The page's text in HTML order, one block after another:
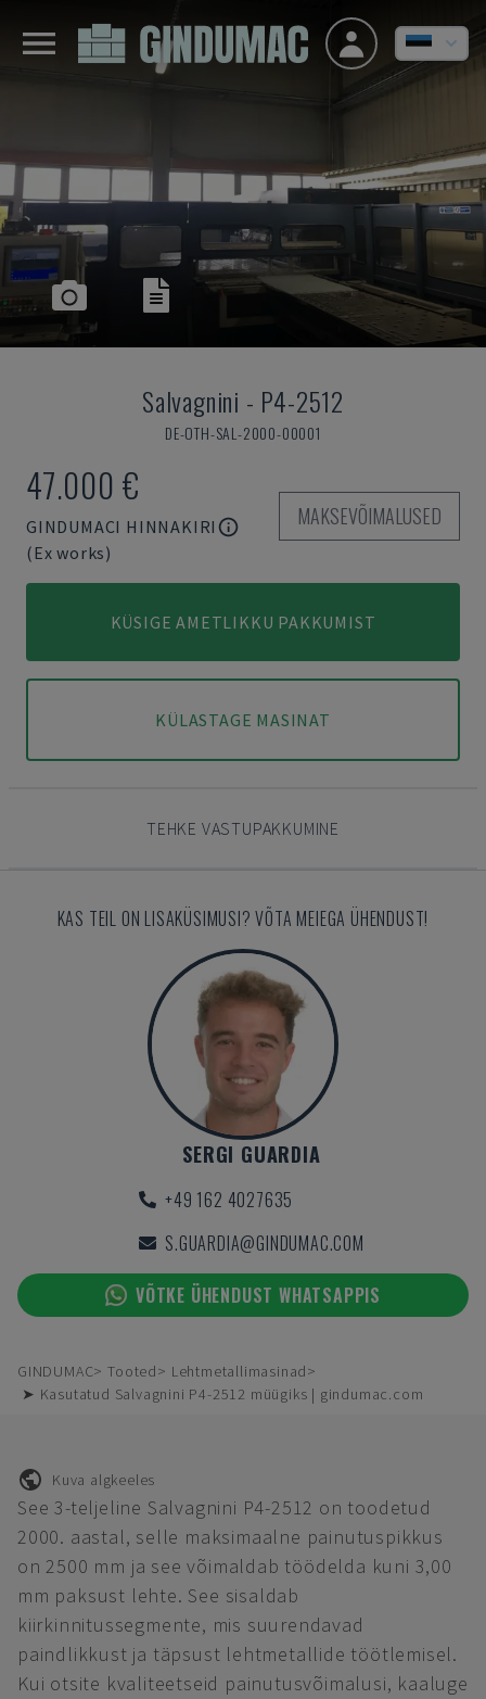
Salvagnini - P4-2512
DE-OTH-SAL-2000-00001
47.000 €
GINDUMACI HINNAKIRI
(Ex works)
MAKSEVÕIMALUSED
KÜSIGE AMETLIKKU PAKKUMIST
KÜLASTAGE MASINAT
TEHKE VASTUPAKKUMINE
KAS TEIL ON LISAKÜSIMUSI? VÕTA MEIEGA ÜHENDUST!
SERGI GUARDIA
+49 162 4027635
S.GUARDIA@GINDUMAC.COM
VÕTKE ÜHENDUST WHATSAPPIS
GINDUMAC Tooted
Lehtmetallimasinad
➤ Kasutatud Salvagnini P4-2512 müügiks | gindumac.com
Kuva algkeeles
See 3-teljeline Salvagnini P4-2512 on toodetud
2000. aastal, selle maksimaalne painutuspikkus
on 2500 mm ja see võimaldab töödelda kuni 3,00
mm paksust lehte. See sisaldab
kiirkinnitussegmente, mis suurendavad
paindlikkust ja täpsust lehtmetallide töötlemisel.
Kui otsite kvaliteetseid painutusvõimalusi, kaaluge